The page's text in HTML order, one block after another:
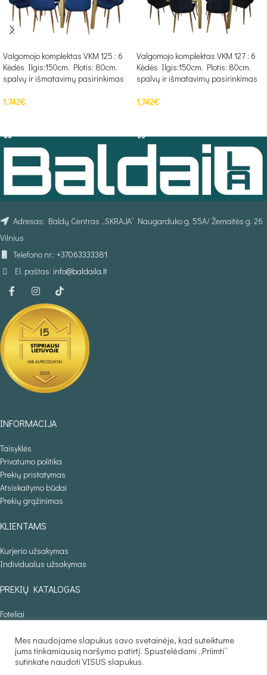
Valgomojo komplektas VKM 125 : 6
Kėdės Ilgis:150cm. Plotis: 80cm.
spalvų ir išmatavimų pasirinkimas
1,742€
Valgomojo komplektas VKM 127 : 6
Kėdės Ilgis:150cm. Plotis: 80cm.
spalvų ir išmatavimų pasirinkimas
1,742€
Adresas: Baldų Centras „SKRAJA“ Naugarduko g. 55A/ Žemaitės g. 26
Vilnius
Telefono nr.: +37063333381
El. paštas: info@baldaila.lt
INFORMACIJA
Taisyklės
Privatumo politika
Prekių pristatymas
Atsiskaitymo būdai
Prekių grąžinimas
KLIENTAMS
Kurjerio užsakymas
Individualus užsakymas
PREKIŲ KATALOGAS
Foteliai
Lovos
Sofos lovos
Stalai
Mes naudojame slapukus savo svetainėje, kad suteiktume
jums tinkamiausią naršymo patirtį. Spustelėdami „Priimti“
sutinkate naudoti VISUS slapukus.